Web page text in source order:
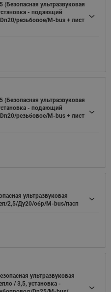
(Безопасная ультразвуковая
- подающий
резьбовое/M-bus + лист
(Безопасная ультразвуковая
- подающий
резьбовое/M-bus + лист
ультразвуковая
2,5/Ду20/обр/M-bus/пасп
ультразвуковая
/ 3,5, установка -